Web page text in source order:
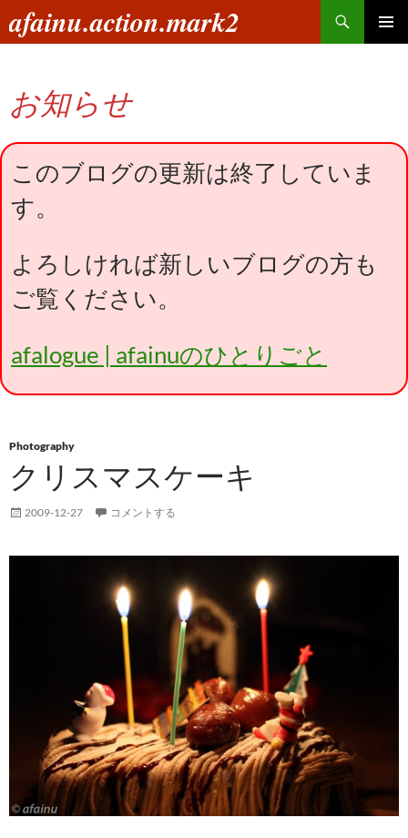
ン
へ
ス
キ
プ
afainu.action.mark2
索
お知らせ
このブログの更新は終了していま
す。
よろしければ新しいブログの方も
ご覧ください。
afalogue | afainuのひとりごと
Photography
クリスマスケーキ
2009-12-27 コメントする